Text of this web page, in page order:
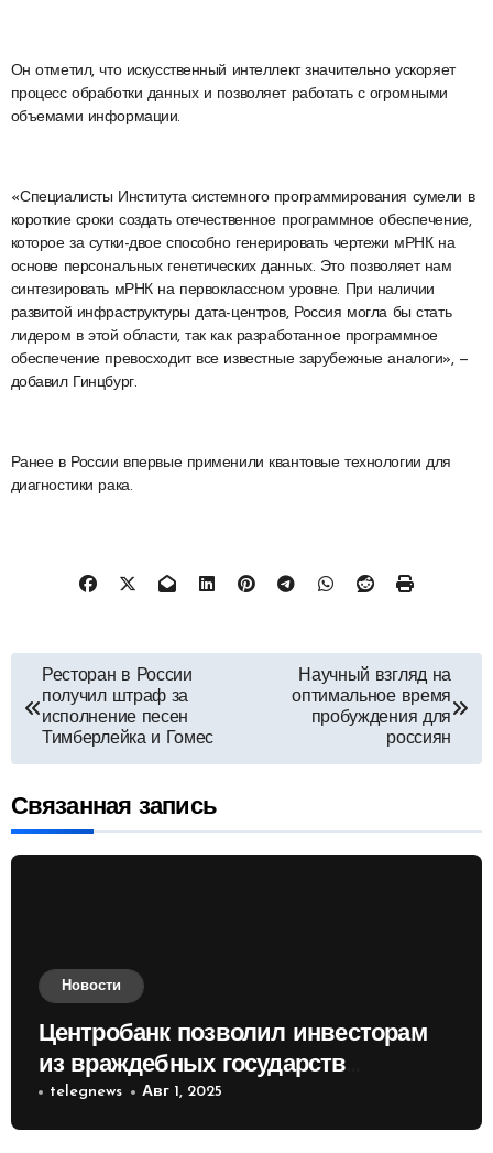
Он отметил, что искусственный интеллект значительно ускоряет
процесс обработки данных и позволяет работать с огромными
объемами информации.
«Специалисты Института системного программирования сумели в
короткие сроки создать отечественное программное обеспечение,
которое за сутки-двое способно генерировать чертежи мРНК на
основе персональных генетических данных. Это позволяет нам
синтезировать мРНК на первоклассном уровне. При наличии
развитой инфраструктуры дата-центров, Россия могла бы стать
лидером в этой области, так как разработанное программное
обеспечение превосходит все известные зарубежные аналоги», —
добавил Гинцбург.
Ранее в России впервые применили квантовые технологии для
диагностики рака.
Навигация
по
записям
Ресторан в России
получил штраф за
исполнение песен
Тимберлейка и Гомес
Научный взгляд на
оптимальное время
пробуждения для
россиян
Связанная запись
Новости
Центробанк позволил инвесторам
из враждебных государств
приобретать валюту
telegnews Авг 1, 2025